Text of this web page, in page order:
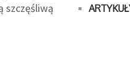
szczęśliwą